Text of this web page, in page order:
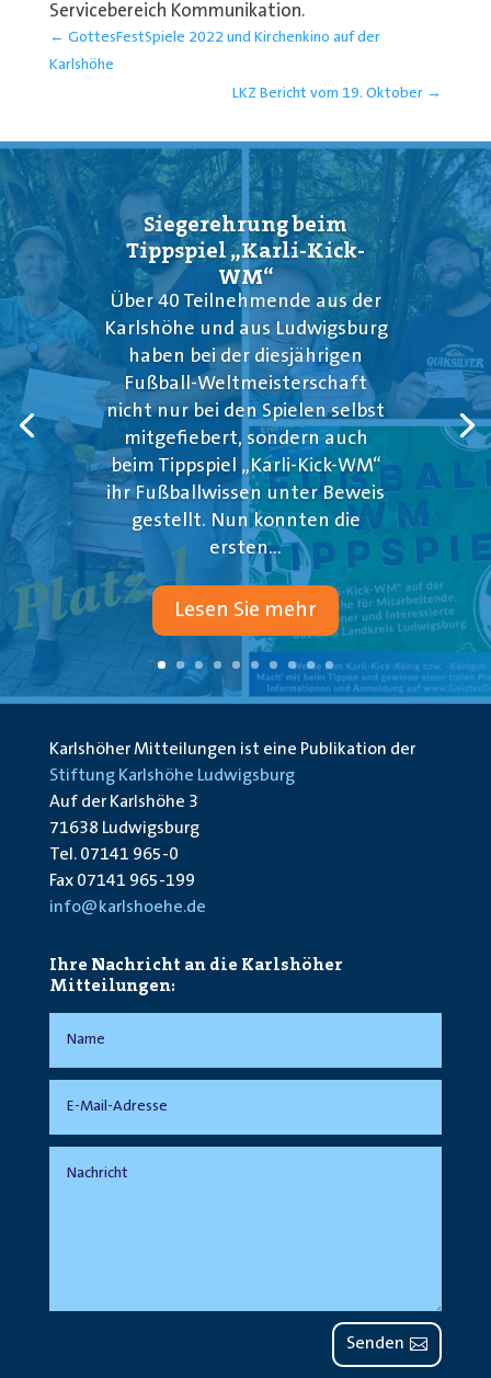
Servicebereich Kommunikation.
← GottesFestSpiele 2022 und Kirchenkino auf der
Karlshöhe
LKZ Bericht vom 19. Oktober →
Siegerehrung beim
Tippspiel „Karli-Kick-
WM“
Über 40 Teilnehmende aus der
Karlshöhe und aus Ludwigsburg
haben bei der diesjährigen
Fußball-Weltmeisterschaft
nicht nur bei den Spielen selbst
mitgefiebert, sondern auch
beim Tippspiel „Karli-Kick-WM“
ihr Fußballwissen unter Beweis
gestellt. Nun konnten die
ersten...
Lesen Sie mehr
Karlshöher Mitteilungen ist eine Publikation der
Stiftung Karlshöhe Ludwigsburg
Auf der Karlshöhe 3
71638 Ludwigsburg
Tel. 07141 965-0
Fax 07141 965-199
info@karlshoehe.de
Ihre Nachricht an die Karlshöher
Mitteilungen:
Senden